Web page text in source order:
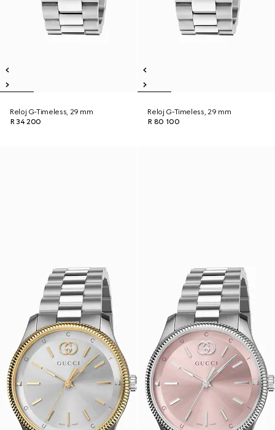
Reloj G-Timeless, 29 mm
R 34 200
Reloj G-Timeless, 29 mm
R 80 100